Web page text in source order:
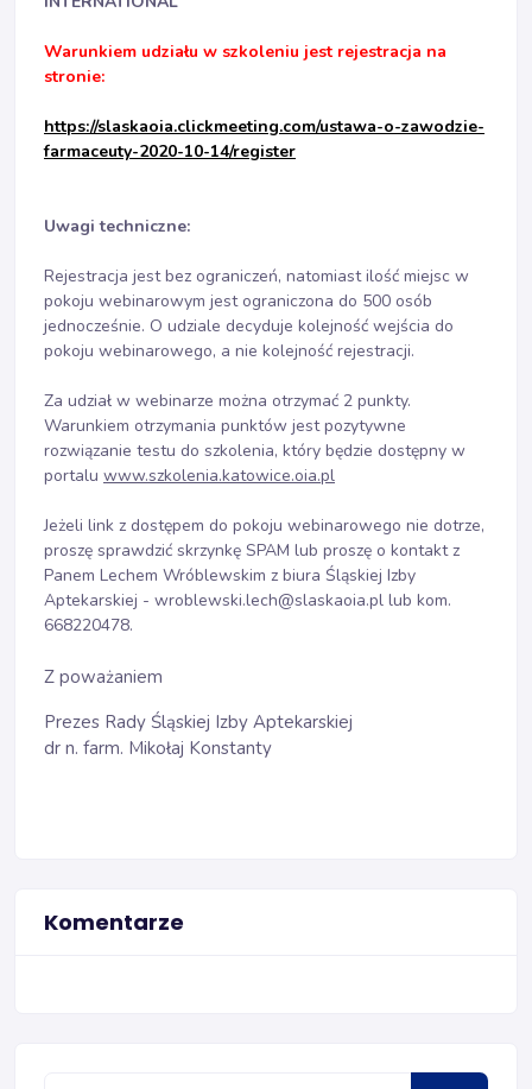
Warunkiem udziału w szkoleniu jest rejestracja na
stronie:
https://slaskaoia.clickmeeting.com/ustawa-o-zawodzie-
farmaceuty-2020-10-14/register
Uwagi techniczne:
Rejestracja jest bez ograniczeń, natomiast ilość miejsc w
pokoju webinarowym jest ograniczona do 500 osób
jednocześnie. O udziale decyduje kolejność wejścia do
pokoju webinarowego, a nie kolejność rejestracji.
Za udział w webinarze można otrzymać 2 punkty.
Warunkiem otrzymania punktów jest pozytywne
rozwiązanie testu do szkolenia, który będzie dostępny w
portalu www.szkolenia.katowice.oia.pl
Jeżeli link z dostępem do pokoju webinarowego nie dotrze,
proszę sprawdzić skrzynkę SPAM lub proszę o kontakt z
Panem Lechem Wróblewskim z biura Śląskiej Izby
Aptekarskiej - wroblewski.lech@slaskaoia.pl lub kom.
668220478.
Z poważaniem
Prezes Rady Śląskiej Izby Aptekarskiej
dr n. farm. Mikołaj Konstanty
Komentarze